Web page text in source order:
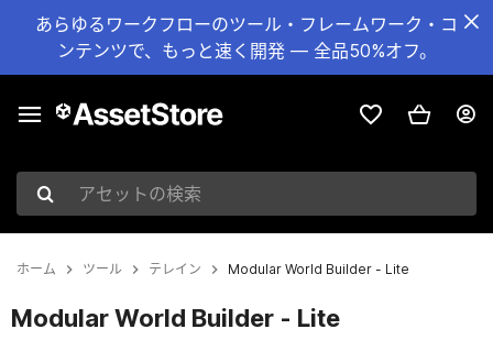
あらゆるワークフローのツール・フレームワーク・コ
ンテンツで、もっと速く開発 — 全品50%オフ。
アセットの検索
ホーム ツール テレイン Modular World Builder - Lite
Modular World Builder - Lite